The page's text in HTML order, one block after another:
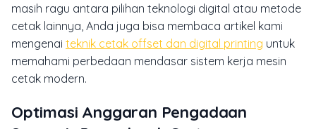
masih ragu antara pilihan teknologi digital atau metode
cetak lainnya, Anda juga bisa membaca artikel kami
mengenai teknik cetak offset dan digital printing untuk
memahami perbedaan mendasar sistem kerja mesin
cetak modern.
Optimasi Anggaran Pengadaan